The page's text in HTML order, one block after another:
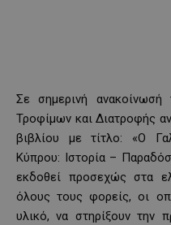
Σε σημερινή
Τροφίμων και Διατροφής
βιβλίου με τίτλο: «Ο
Κύπρου: Ιστορία –
εκδοθεί προσεχώς στα
όλους τους φορείς, οι
υλικό, να στηρίξουν την